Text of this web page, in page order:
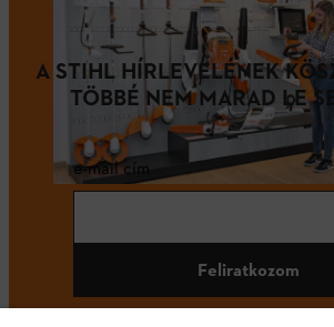
A STIHL HÍRLEVELÉNEK
TÖBBÉ NEM MARAD LE
e-mail cím
Feliratkozom